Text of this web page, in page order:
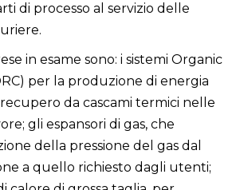
di processo al servizio delle
in esame sono: i sistemi Organic
per la produzione di energia
da cascami termici nelle
gli espansori di gas, che
della pressione del gas dal
a quello richiesto dagli utenti;